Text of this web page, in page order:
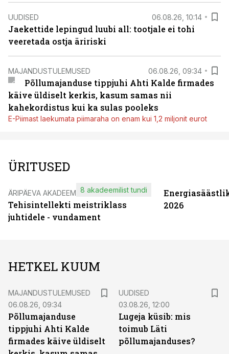
UUDISED 06.08.26, 10:14
Jaekettide lepingud luubi all: tootjale ei tohi
veeretada ostja äririski
MAJANDUSTULEMUSED 06.08.26, 09:34
Põllumajanduse tippjuhi Ahti Kalde firmades
käive üldiselt kerkis, kasum samas nii
kahekordistus kui ka sulas pooleks
E-Piimast laekumata piimaraha on enam kui 1,2 miljonit eurot
ÜRITUSED
ÄRIPÄEVA AKADEEMIA
Tehisintellekti meistriklass
juhtidele - vundament
8 akadeemilist tundi
2026
HETKEL KUUM
MAJANDUSTULEMUSED
06.08.26, 09:34
Põllumajanduse
tippjuhi Ahti Kalde
firmades käive üldiselt
UUDISED
03.08.26, 12:00
Lugeja küsib: mis
toimub Läti
põllumajanduses?